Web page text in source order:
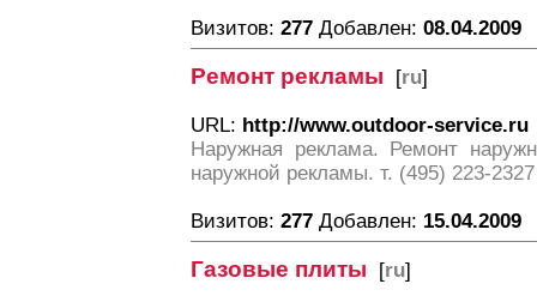
Визитов: 277 Добавлен: 08.04.2009
Ремонт рекламы [ru]
URL: http://www.outdoor-service.ru
Наружная реклама. Ремонт
наружной рекламы. т. (495) 223-2327
Визитов: 277 Добавлен: 15.04.2009
Газовые плиты [ru]